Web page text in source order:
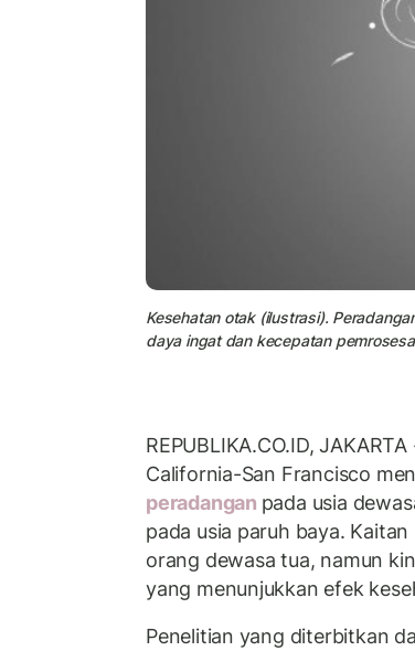
Kesehatan otak (ilustrasi).
daya ingat dan kecepatan
REPUBLIKA.CO.ID,
California-San Francisco
peradangan pada usia
pada usia paruh baya.
orang dewasa tua, namun
yang menunjukkan efek
Penelitian yang diterbitkan